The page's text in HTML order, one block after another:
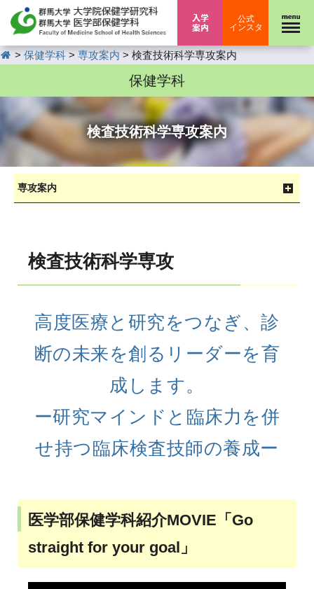
公式
インスタ
HOME
> 保健学科 > 専攻案内 > 検査技術科学専攻案内
保健学科
検査技術科学専攻案内
専攻案内
検査技術科学専攻
高度医療と研究をつなぎ、診
断の未来を創るリーダーを育
成します。
ー研究マインドと臨床力を併
せ持つ臨床検査技師の養成ー
医学部保健学科紹介MOVIE「Go
straight for your goal」